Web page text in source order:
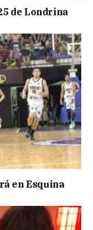
de Londrina
en Esquina